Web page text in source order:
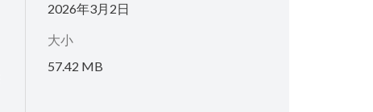
2026年3月2日
大小
57.42 MB